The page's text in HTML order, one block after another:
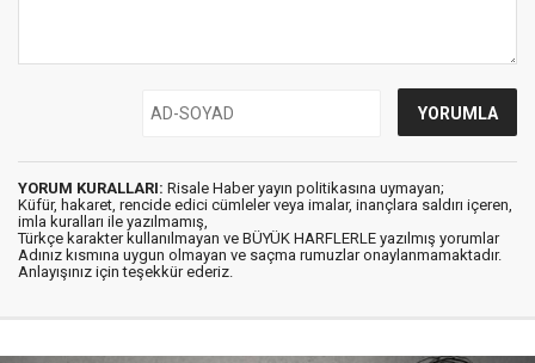
YORUM KURALLARI: Risale Haber yayın politikasına uymayan;
Küfür, hakaret, rencide edici cümleler veya imalar, inançlara saldırı içeren,
imla kuralları ile yazılmamış,
Türkçe karakter kullanılmayan ve BÜYÜK HARFLERLE yazılmış yorumlar
Adınız kısmına uygun olmayan ve saçma rumuzlar onaylanmamaktadır.
Anlayışınız için teşekkür ederiz.